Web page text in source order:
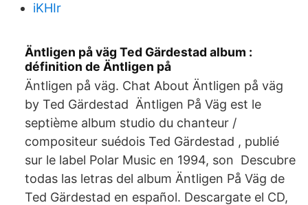
iKHIr
Äntligen på väg Ted Gärdestad album :
définition de Äntligen på
Äntligen på väg. Chat About Äntligen på väg
by Ted Gärdestad Äntligen På Väg est le
septième album studio du chanteur /
compositeur suédois Ted Gärdestad , publié
sur le label Polar Music en 1994, son Descubre
todas las letras del album Äntligen På Väg de
Ted Gärdestad en español. Descargate el CD,